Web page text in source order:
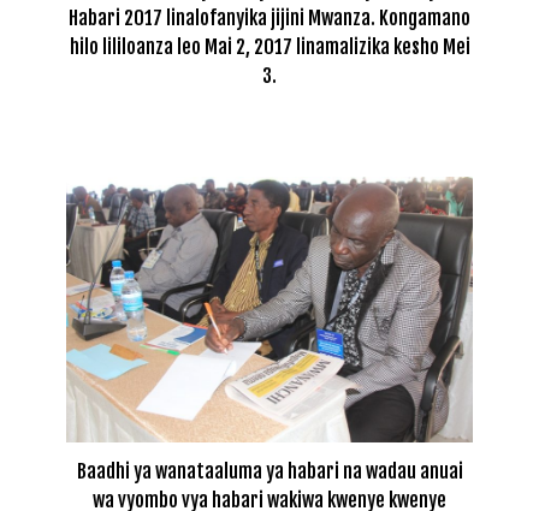
Habari 2017 linalofanyika jijini Mwanza. Kongamano
hilo lililoanza leo Mai 2, 2017 linamalizika kesho Mei
3.
Baadhi ya wanataaluma ya habari na wadau anuai
wa vyombo vya habari wakiwa kwenye kwenye